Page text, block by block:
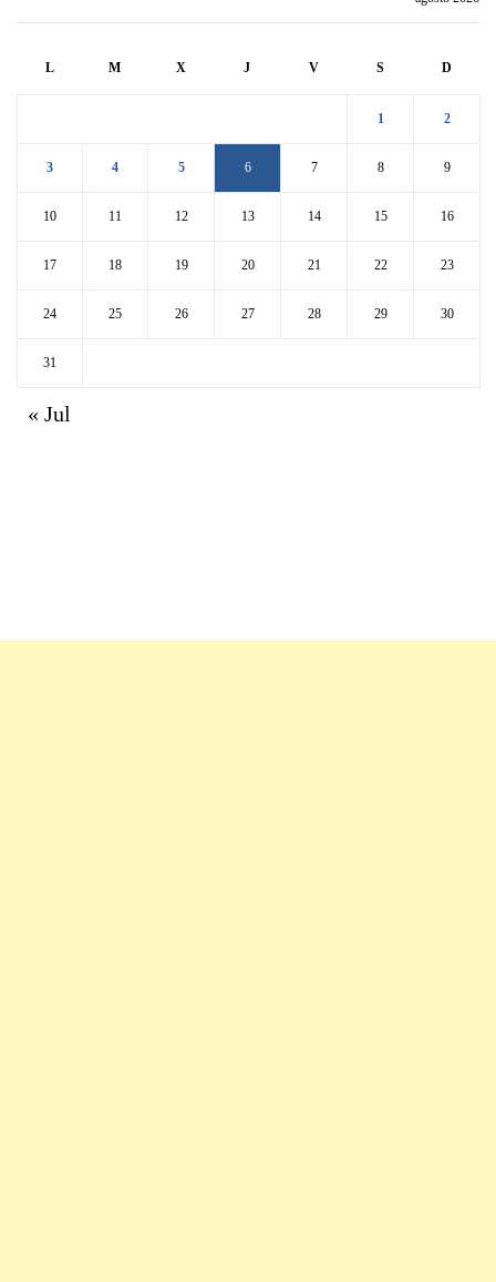
L M X J V S D
1 2
3 4 5 6 7 8 9
10 11 12 13 14 15 16
17 18 19 20 21 22 23
24 25 26 27 28 29 30
31
« Jul